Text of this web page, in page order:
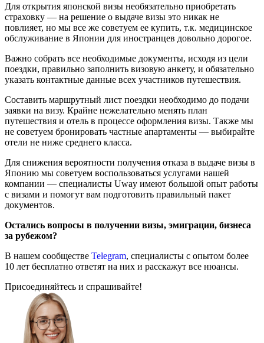
Для открытия японской визы необязательно приобретать
страховку — на решение о выдаче визы это никак не
повлияет, но мы все же советуем ее купить, т.к. медицинское
обслуживание в Японии для иностранцев довольно дорогое.
Важно собрать все необходимые документы, исходя из цели
поездки, правильно заполнить визовую анкету, и обязательно
указать контактные данные всех участников путешествия.
Составить маршрутный лист поездки необходимо до подачи
заявки на визу. Крайне нежелательно менять план
путешествия и отель в процессе оформления визы. Также мы
не советуем бронировать частные апартаменты — выбирайте
отели не ниже среднего класса.
Для снижения вероятности получения отказа в выдаче визы в
Японию мы советуем воспользоваться услугами нашей
компании — специалисты Uway имеют большой опыт работы
с визами и помогут вам подготовить правильный пакет
документов.
Остались вопросы в получении визы, эмиграции, бизнеса
за рубежом?
В нашем сообществе Telegram, специалисты с опытом более
10 лет бесплатно ответят на них и расскажут все нюансы.
Присоединяйтесь и спрашивайте!